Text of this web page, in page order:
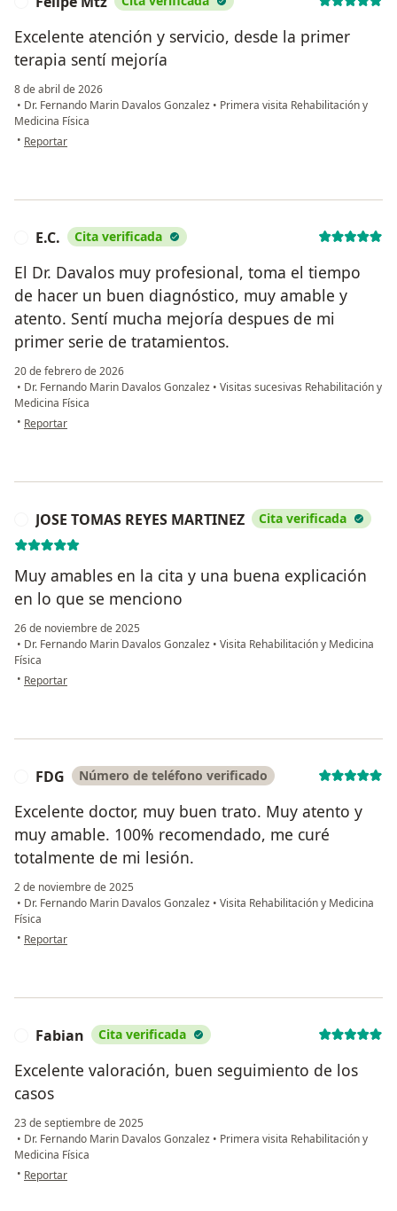
Excelente atención y servicio, desde la primer
terapia sentí mejoría
8 de abril de 2026
• Dr. Fernando Marin Davalos Gonzalez • Primera visita Rehabilitación y
Medicina Física
• en opinión del usuario Felipe Mtz
Reportar
E.C. Cita verificada
El Dr. Davalos muy profesional, toma el tiempo
de hacer un buen diagnóstico, muy amable y
atento. Sentí mucha mejoría despues de mi
primer serie de tratamientos.
20 de febrero de 2026
• Dr. Fernando Marin Davalos Gonzalez • Visitas sucesivas Rehabilitación y
Medicina Física
• en opinión del usuario E.C.
Reportar
JOSE TOMAS REYES MARTINEZ Cita verificada
Muy amables en la cita y una buena explicación
en lo que se menciono
26 de noviembre de 2025
• Dr. Fernando Marin Davalos Gonzalez • Visita Rehabilitación y Medicina
Física
• en opinión del usuario JOSE TOMAS REYES MARTINEZ
Reportar
FDG Número de teléfono verificado
Excelente doctor, muy buen trato. Muy atento y
muy amable. 100% recomendado, me curé
totalmente de mi lesión.
2 de noviembre de 2025
• Dr. Fernando Marin Davalos Gonzalez • Visita Rehabilitación y Medicina
Física
• en opinión del usuario FDG
Reportar
Fabian Cita verificada
Excelente valoración, buen seguimiento de los
casos
23 de septiembre de 2025
• Dr. Fernando Marin Davalos Gonzalez • Primera visita Rehabilitación y
Medicina Física
• en opinión del usuario Fabian
Reportar